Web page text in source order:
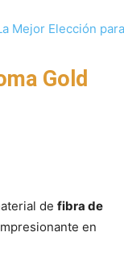
Gold
de fibra de
en